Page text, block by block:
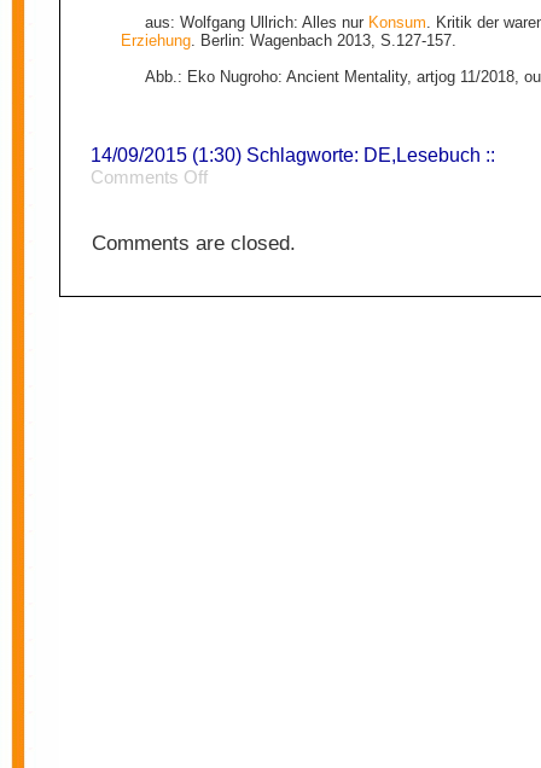
aus: Wolfgang Ullrich: Alles nur Konsum. Kritik der
Erziehung. Berlin: Wagenbach 2013, S.127-157.
Abb.: Eko Nugroho: Ancient Mentality, artjog 11/2018,
14/09/2015 (1:30) Schlagworte: DE, Lesebuch ::
Comments Offon
Comments are closed.